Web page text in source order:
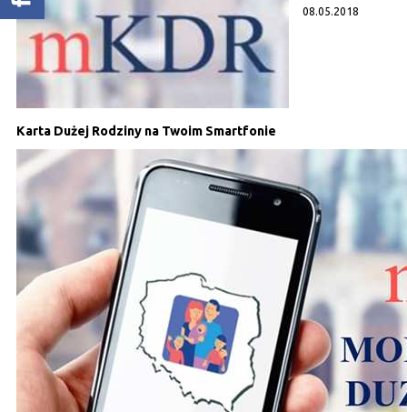
08.05.2018
Karta Dużej Rodziny na Twoim Smartfonie